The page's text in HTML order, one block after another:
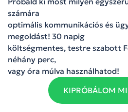
számára
optimális kommunikációs és
megoldást! 30 napig
költségmentes, testre szabott
néhány perc,
vagy óra múlva használhatod!
KIPRÓBÁLOM